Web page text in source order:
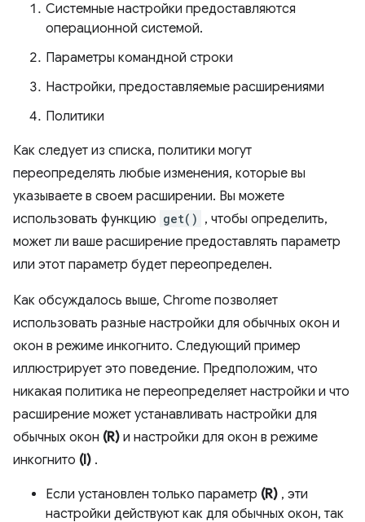
Системные настройки предоставляются
операционной системой.
Параметры командной строки
Настройки, предоставляемые расширениями
Политики
Как следует из списка, политики могут
переопределять любые изменения, которые вы
указываете в своем расширении. Вы можете
использовать функцию get() , чтобы определить,
может ли ваше расширение предоставлять параметр
или этот параметр будет переопределен.
Как обсуждалось выше, Chrome позволяет
использовать разные настройки для обычных окон и
окон в режиме инкогнито. Следующий пример
иллюстрирует это поведение. Предположим, что
никакая политика не переопределяет настройки и что
расширение может устанавливать настройки для
обычных окон (R) и настройки для окон в режиме
инкогнито (I) .
Если установлен только параметр (R) , эти
настройки действуют как для обычных окон, так